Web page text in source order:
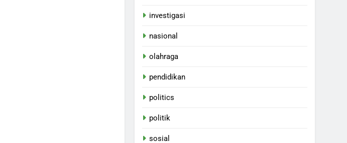
investigasi
nasional
olahraga
pendidikan
politics
politik
sosial